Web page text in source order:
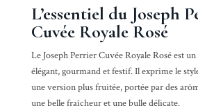
L’essentiel du Joseph
Cuvée Royale Rosé
Le Joseph Perrier Cuvée RoyaleRosé est un
élégant, gourmand et festif. Il exprime le
une version plus fruitée, portée par des
une belle fraîcheur et une bulle délicate.